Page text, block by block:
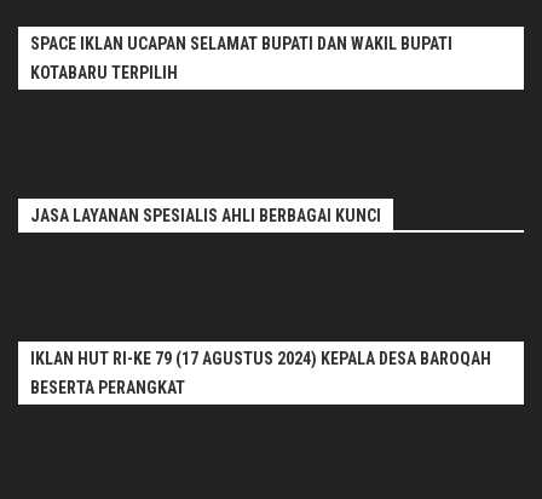
SPACE IKLAN UCAPAN SELAMAT BUPATI DAN WAKIL BUPATI
KOTABARU TERPILIH
JASA LAYANAN SPESIALIS AHLI BERBAGAI KUNCI
IKLAN HUT RI-KE 79 (17 AGUSTUS 2024) KEPALA DESA BAROQAH
BESERTA PERANGKAT